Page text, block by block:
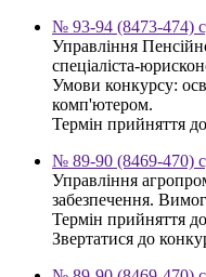
№ 93-94 (8473-474)
Управління
спеціаліста-
Умови конкурсу:
комп'ютером.
Термін прийняття
№ 89-90 (8469-470)
Управління
забезпечення.
Термін прийняття
Звертатися до